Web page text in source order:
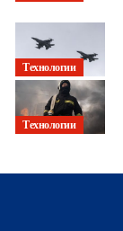
Технологии
Технологии